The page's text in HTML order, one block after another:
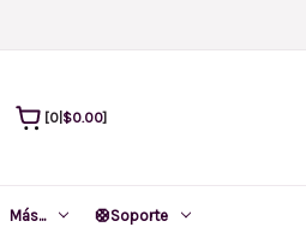
0 $0.00
Más... 🛟Soporte